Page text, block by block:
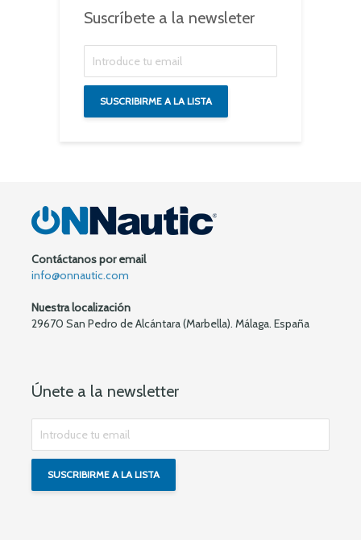
Suscríbete a la newsleter
Contáctanos por email
info@onnautic.com
Nuestra localización
29670 San Pedro de Alcántara (Marbella). Málaga. España
Únete a la newsletter